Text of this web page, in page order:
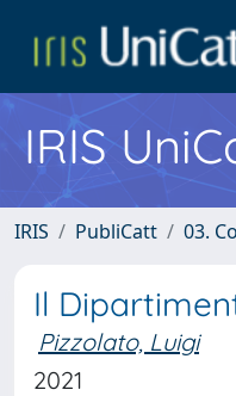
IRIS
IRIS PubliCatt 03.
Il
Pizzolato, Luigi
2021